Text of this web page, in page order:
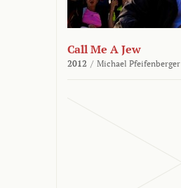
Call Me A Jew
2012 / Michael Pfeifenberger